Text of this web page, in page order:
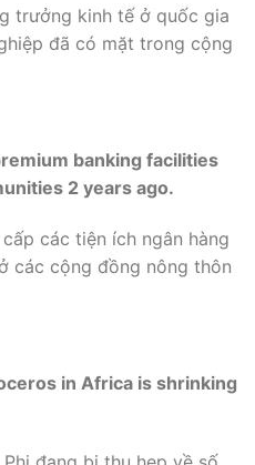
trưởng kinh tế ở quốc gia
đã có mặt trong cộng
banking facilities
2 years ago.
các tiện ích ngân hàng
các cộng đồng nông thôn
in Africa is shrinking